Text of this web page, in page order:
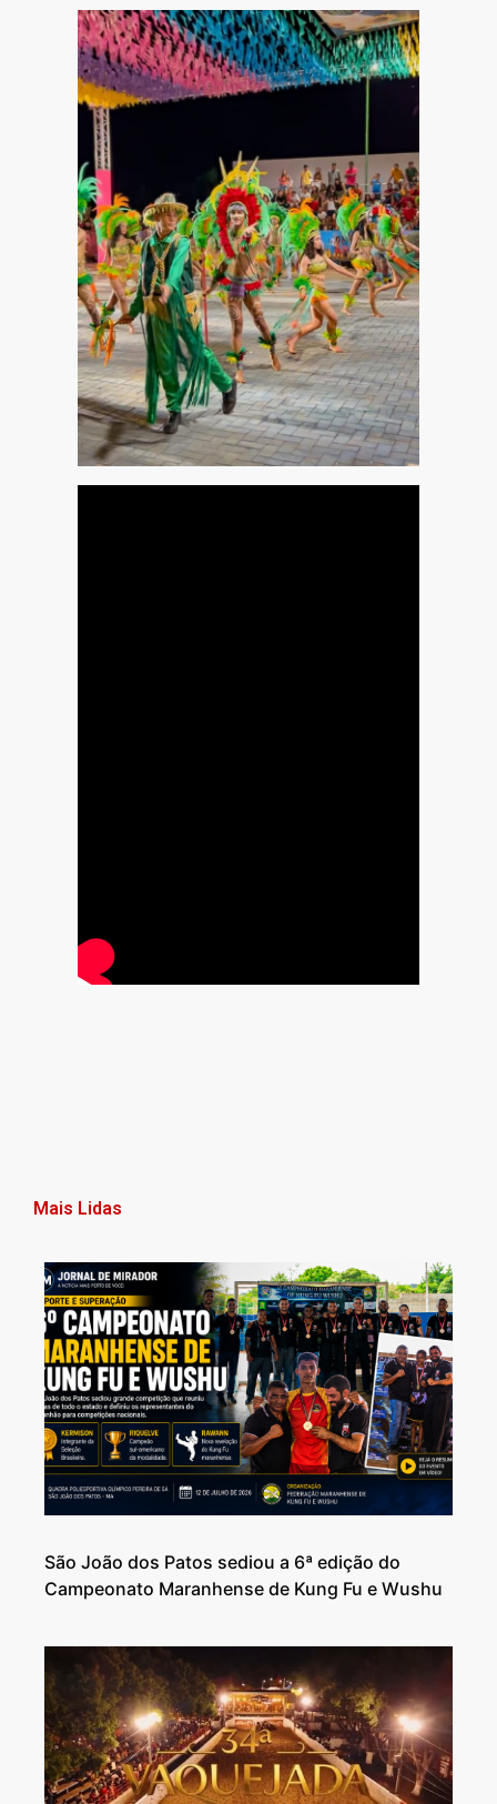
Mais Lidas
São João dos Patos sediou a 6ª edição do
Campeonato Maranhense de Kung Fu e Wushu